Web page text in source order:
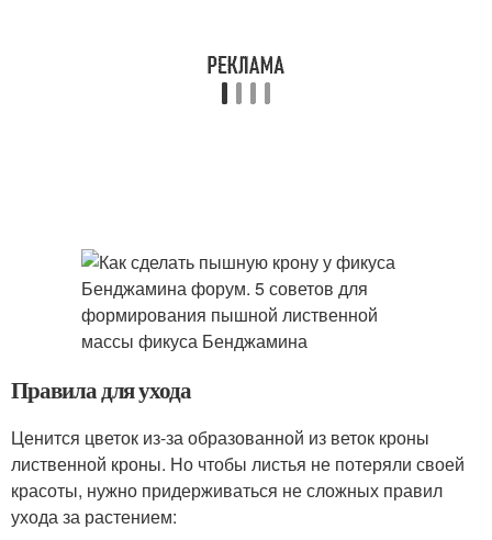
Правила для ухода
Ценится цветок из-за образованной из веток кроны
лиственной кроны. Но чтобы листья не потеряли своей
красоты, нужно придерживаться не сложных правил
ухода за растением: